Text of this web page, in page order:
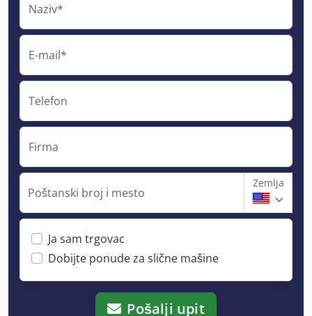
Naziv*
E-mail*
Telefon
Firma
Poštanski broj i mesto
Zemlja
Ja sam trgovac
Dobijte ponude za slične mašine
Pošalji upit